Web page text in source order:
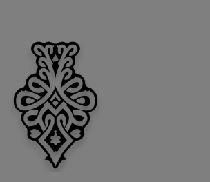
folkloru dzięki naszej dekoracji na
parzenicy.
DO KOSZYKA
ZOBACZ WIĘCEJ